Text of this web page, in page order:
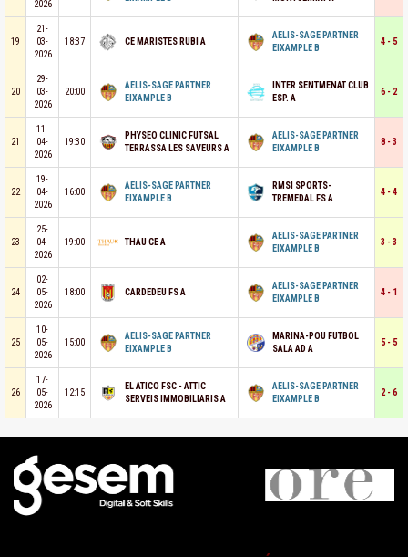
2026
19
21-
03-
2026
18:37 CE MARISTES RUBI A
AELIS-SAGE PARTNER
EIXAMPLE B
4 - 5
20
29-
03-
2026
20:00
AELIS-SAGE PARTNER
EIXAMPLE B
INTER SENTMENAT CLUB
ESP. A
6 - 2
21
11-
04-
2026
19:30
PHYSEO CLINIC FUTSAL
TERRASSA LES SAVEURS A
AELIS-SAGE PARTNER
EIXAMPLE B
8 - 3
22
19-
04-
2026
16:00
AELIS-SAGE PARTNER
EIXAMPLE B
RMSI SPORTS-
TREMEDAL FS A
4 - 4
23
25-
04-
2026
19:00 THAU CE A
AELIS-SAGE PARTNER
EIXAMPLE B
3 - 3
24
02-
05-
2026
18:00 CARDEDEU FS A
AELIS-SAGE PARTNER
EIXAMPLE B
4 - 1
25
10-
05-
2026
15:00
AELIS-SAGE PARTNER
EIXAMPLE B
MARINA-POU FUTBOL
SALA AD A
5 - 5
26
17-
05-
2026
12:15
EL ATICO FSC - ATTIC
SERVEIS IMMOBILIARIS A
AELIS-SAGE PARTNER
EIXAMPLE B
2 - 6